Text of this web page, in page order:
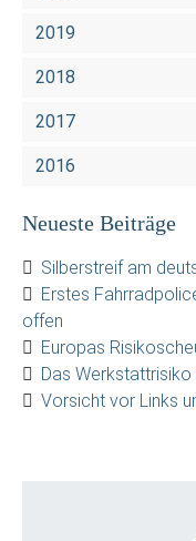
2019
2018
2017
2016
Neueste Beiträge
Silberstreif am
Erstes
offen
Europas
Das Werkstattrisiko
Vorsicht vor Links